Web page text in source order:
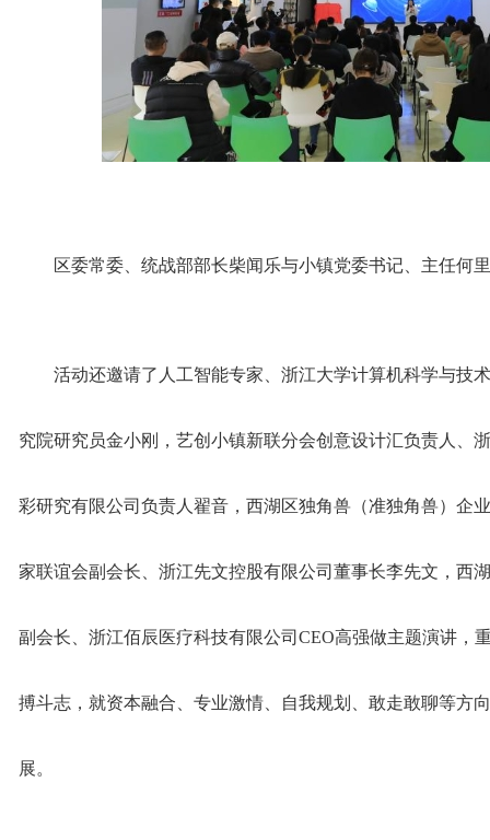
区委常委、统战部部长柴闻乐与小镇党委书记、主任何
活动还邀请了人工智能专家、浙江大学计算机科学与技
究院研究员金小刚，艺创小镇新联分会创意设计汇负责人、
彩研究有限公司负责人翟音，西湖区独角兽（准独角兽）企
家联谊会副会长、浙江先文控股有限公司董事长李先文，西
副会长、浙江佰辰医疗科技有限公司CEO高强做主题演讲，
搏斗志，就资本融合、专业激情、自我规划、敢走敢聊等方
展。